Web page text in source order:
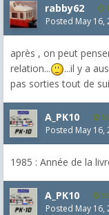
rabby62
Posted May 16,
après , on peut
relation...
...il y a
pas sorties tout de
A_PK10
Posted May 16,
1985 : Année de la
A_PK10
Posted May 16,